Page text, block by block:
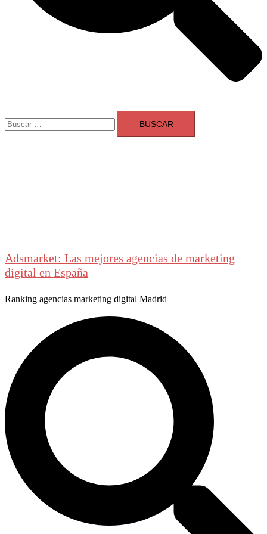
Buscar:
Adsmarket: Las mejores agencias de marketing
digital en España
Ranking agencias marketing digital Madrid